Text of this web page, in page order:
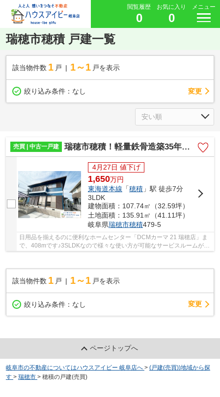
閲覧履歴
0
お気に入り
0
メニュー
瑞穂市穂積 戸建一覧
該当物件数 1 戸 1～1 戸を表示
絞り込み条件： なし 変更
売買 | 中古一戸建 瑞穂市穂積！軽量鉄骨造築35年！JR穂積駅まで徒歩7分！穂積小学校まで徒歩4分！リフォーム済みです！
4月27日 値下げ
1,650万円
東海道本線 「穂積」駅 徒歩7分
3LDK
建物面積：107.74㎡（32.59坪）
土地面積：135.91㎡（41.11坪）
岐阜県瑞穂市穂積479-5
日用品を揃えるのに便利なホームセンター「DCMカーマ 21 瑞穂店」ま
で、408mです♪3SLDKなので様々な使い方が可能なサービスルームが付
該当物件数 1 戸 1～1 戸を表示
絞り込み条件： なし 変更
ページトップへ
岐阜市の不動産についてはハウスアイビー 岐阜店へ > (戸建(売買))地域から探
す > 瑞穂市 > 穂積の戸建(売買)